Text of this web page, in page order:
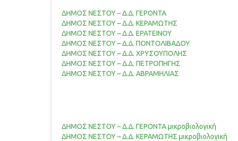
ΔΗΜΟΣ ΝΕΣΤΟΥ – Δ.Δ. ΓΕΡΟΝΤΑ
ΔΗΜΟΣ ΝΕΣΤΟΥ – Δ.Δ. ΚΕΡΑΜΩΤΗΣ
ΔΗΜΟΣ ΝΕΣΤΟΥ – Δ.Δ. ΕΡΑΤΕΙΝΟΥ
ΔΗΜΟΣ ΝΕΣΤΟΥ – Δ.Δ. ΠΟΝΤΟΛΙΒΑΔΟΥ
ΔΗΜΟΣ ΝΕΣΤΟΥ – Δ.Δ. ΧΡΥΣΟΥΠΟΛΗΣ
ΔΗΜΟΣ ΝΕΣΤΟΥ – Δ.Δ. ΠΕΤΡΟΠΗΓΗΣ
ΔΗΜΟΣ ΝΕΣΤΟΥ – Δ.Δ. ΑΒΡΑΜΗΛΙΑΣ
ΔΗΜΟΣ ΝΕΣΤΟΥ – Δ.Δ. ΓΕΡΟΝΤΑ μικροβιολογική
ΔΗΜΟΣ ΝΕΣΤΟΥ – Δ.Δ. ΚΕΡΑΜΩΤΗΣ μικροβιολογική